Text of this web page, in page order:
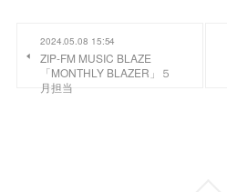
2024.05.08 15:54
ZIP-FM MUSIC BLAZE
「MONTHLY BLAZER」５
月担当